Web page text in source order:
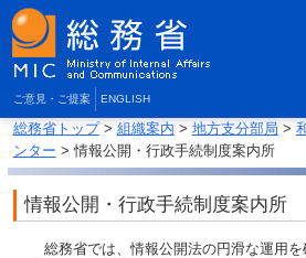
ご意見・ご提案 ENGLISH
総務省トップ> 組織案内 > 地方支分部局 >
ンター > 情報公開・行政手続制度案内所
情報公開・行政手続制度案内所
総務省では、情報公開法の円滑な運用